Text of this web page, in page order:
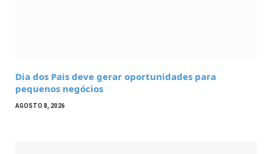
Dia dos Pais deve gerar oportunidades para
pequenos negócios
AGOSTO 8, 2026